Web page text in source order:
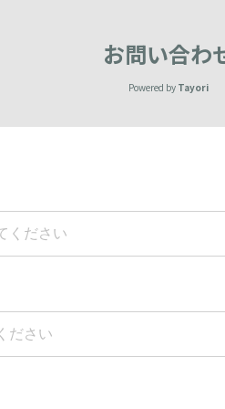
お問い合わ
Powered by Tayori